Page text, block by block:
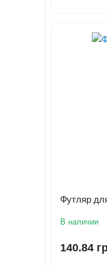
Футляр
В наличии
140.84